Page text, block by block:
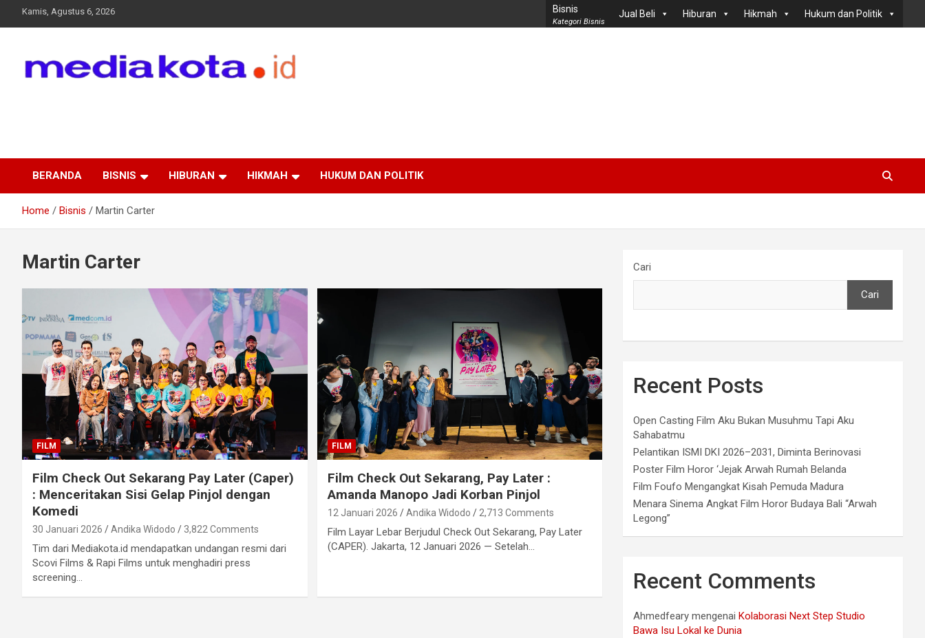
Kamis, Agustus 6, 2026 Bisnis
Kategori Bisnis
Jual Beli Hiburan Hikmah Hukum dan Politik
BERANDA BISNIS HIBURAN HIKMAH HUKUM DAN POLITIK
Home Bisnis Martin Carter
Martin Carter
FILM
Film Check Out Sekarang Pay Later (Caper)
: Menceritakan Sisi Gelap Pinjol dengan
Komedi
30 Januari 2026 Andika Widodo 3,822 Comments
Tim dari Mediakota.id mendapatkan undangan resmi dari
Scovi Films & Rapi Films untuk menghadiri press
screening…
FILM
Film Check Out Sekarang, Pay Later :
Amanda Manopo Jadi Korban Pinjol
12 Januari 2026 Andika Widodo 2,713 Comments
Film Layar Lebar Berjudul Check Out Sekarang, Pay Later
(CAPER). Jakarta, 12 Januari 2026 — Setelah…
Cari
Cari
Recent Posts
Open Casting Film Aku Bukan Musuhmu Tapi Aku
Sahabatmu
Pelantikan ISMI DKI 2026–2031, Diminta Berinovasi
Poster Film Horor ‘Jejak Arwah Rumah Belanda
Film Foufo Mengangkat Kisah Pemuda Madura
Menara Sinema Angkat Film Horor Budaya Bali “Arwah
Legong”
Recent Comments
Ahmedfeary mengenai Kolaborasi Next Step Studio
Bawa Isu Lokal ke Dunia